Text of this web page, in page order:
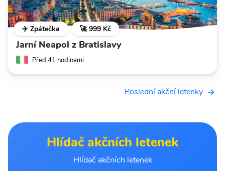
✈️ Zpátečka 🚀 999 Kč
Jarní Neapol z Bratislavy
Před 41 hodinami
Poslední akční letenky
Hlídač akčních letenek
Hlídač akčních letenek